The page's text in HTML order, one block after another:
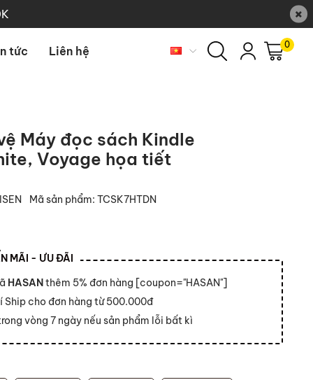
×
tức Liên hệ 0
Máy đọc sách Kindle
Voyage họa tiết
Mã sản phẩm: TCSK7HTDN
MÃI - ƯU ĐÃI
HASANthêm 5% đơn hàng [coupon="HASAN"]
Ship cho đơn hàng từ 500.000đ
vòng 7 ngày nếu sản phẩm lỗi bất kì